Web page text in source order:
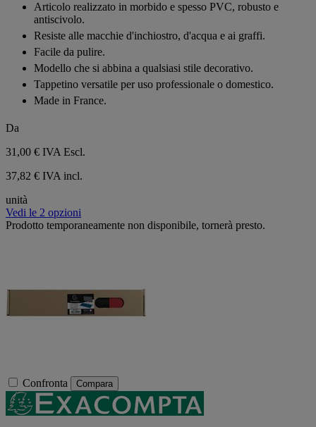
Articolo realizzato in morbido e spesso PVC, robusto e
antiscivolo.
Resiste alle macchie d'inchiostro, d'acqua e ai graffi.
Facile da pulire.
Modello che si abbina a qualsiasi stile decorativo.
Tappetino versatile per uso professionale o domestico.
Made in France.
Da
31,00 € IVA Escl.
37,82 € IVA incl.
unità
Vedi le 2 opzioni
Prodotto temporaneamente non disponibile, tornerà presto.
Confronta Compara